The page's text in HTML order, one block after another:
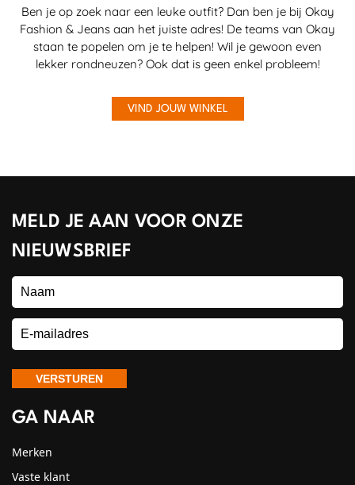
Ben je op zoek naar een leuke outfit? Dan ben je bij Okay
Fashion & Jeans aan het juiste adres! De teams van Okay
staan te popelen om je te helpen! Wil je gewoon even
lekker rondneuzen? Ook dat is geen enkel probleem!
VIND JOUW WINKEL
MELD JE AAN VOOR ONZE
NIEUWSBRIEF
GA NAAR
Merken
Vaste klant